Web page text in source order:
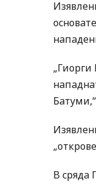
В сряда